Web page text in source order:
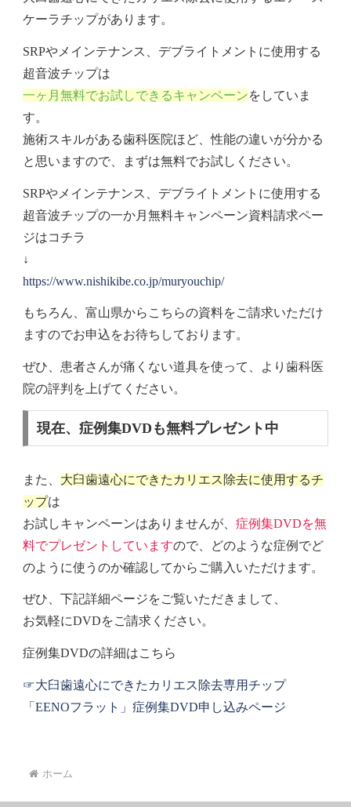
ケーラチップがあります。
SRPやメインテナンス、デブライトメントに使用する
超音波チップは
一ヶ月無料でお試しできるキャンペーンをしていま
す。
施術スキルがある歯科医院ほど、性能の違いが分かる
と思いますので、まずは無料でお試しください。
SRPやメインテナンス、デブライトメントに使用する
超音波チップの一か月無料キャンペーン資料請求ペー
ジはコチラ
↓
https://www.nishikibe.co.jp/muryouchip/
もちろん、富山県からこちらの資料をご請求いただけ
ますのでお申込をお待ちしております。
ぜひ、患者さんが痛くない道具を使って、より歯科医
院の評判を上げてください。
現在、症例集DVDも無料プレゼント中
また、 大臼歯遠心にできたカリエス除去に使用するチ
ップは
お試しキャンペーンはありませんが、 症例集DVDを無
料でプレゼントしていますので、どのような症例でど
のように使うのか確認してからご購入いただけます。
ぜひ、下記詳細ページをご覧いただきまして、
お気軽にDVDをご請求ください。
症例集DVDの詳細はこちら
☞大臼歯遠心にできたカリエス除去専用チップ
「EENOフラット」症例集DVD申し込みページ
ホーム